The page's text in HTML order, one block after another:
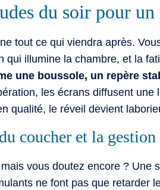
du soir pour
tout ce qui viendra après.
qui illumine la chambre, et la
une boussole, un repère
les écrans diffusent une
qualité, le réveil devient
coucher et la
vous doutez encore ? Une
ne font pas que retarder